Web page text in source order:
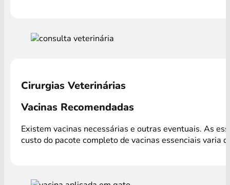
Cirurgias Veterinárias
Vacinas Recomendadas
Existem vacinas necessárias e outras eventuais. As
custo do pacote completo de vacinas essenciais varia